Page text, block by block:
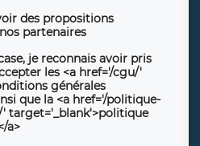
des propositions
partenaires
je reconnais avoir pris
les <a href='/cgu/'
générales
que la <a href='/politique-
target='_blank'>politique
a>